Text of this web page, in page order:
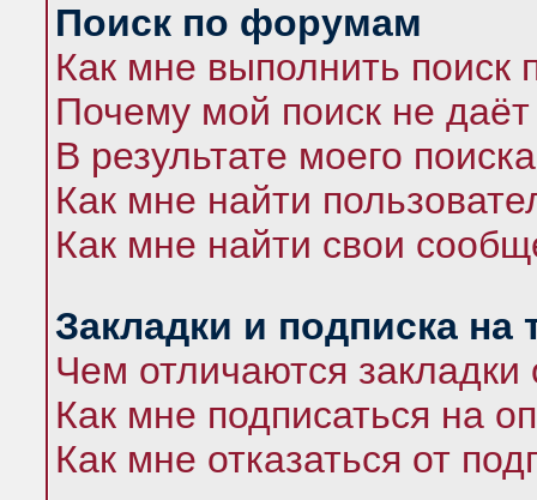
Поиск по форумам
Как мне выполнить
Почему мой поиск не даёт
В результате моего
Как мне найти
Как мне найти свои
Закладки и подписка на
Чем отличаются закладки
Как мне подписаться на
Как мне отказаться от